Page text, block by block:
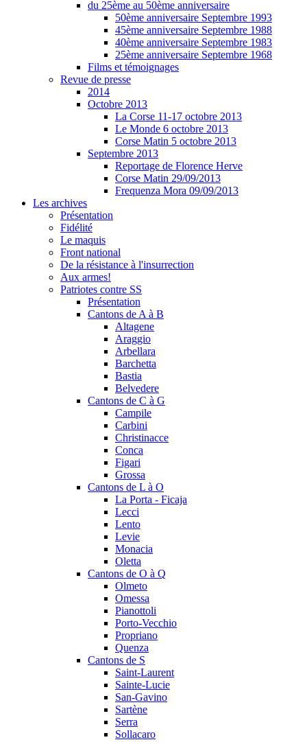
du 25ème au 50ème anniversaire
50ème anniversaire Septembre 1993
45ème anniversaire Septembre 1988
40ème anniversaire Septembre 1983
25ème anniversaire Septembre 1968
Films et témoignages
Revue de presse
2014
Octobre 2013
La Corse 11-17 octobre 2013
Le Monde 6 octobre 2013
Corse Matin 5 octobre 2013
Septembre 2013
Reportage de Florence Herve
Corse Matin 29/09/2013
Frequenza Mora 09/09/2013
Les archives
Présentation
Fidélité
Le maquis
Front national
De la résistance à l'insurrection
Aux armes!
Patriotes contre SS
Présentation
Cantons de A à B
Altagene
Araggio
Arbellara
Barchetta
Bastia
Belvedere
Cantons de C à G
Campile
Carbini
Christinacce
Conca
Figari
Grossa
Cantons de L à O
La Porta - Ficaja
Lecci
Lento
Levie
Monacia
Oletta
Cantons de O à Q
Olmeto
Omessa
Pianottoli
Porto-Vecchio
Propriano
Quenza
Cantons de S
Saint-Laurent
Sainte-Lucie
San-Gavino
Sartène
Serra
Sollacaro